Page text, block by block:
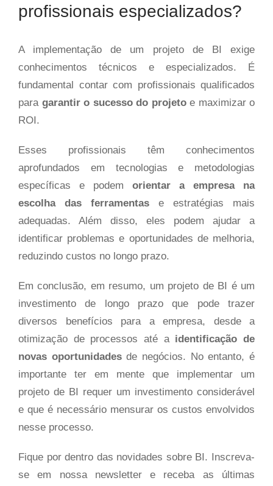
profissionais especializados?
A implementação de um projeto de BI exige
conhecimentos técnicos e especializados. É
fundamental contar com profissionais qualificados
para garantir o sucesso do projetoe maximizar o
ROI.
Esses profissionais têm conhecimentos
aprofundados em tecnologias e metodologias
específicas e podem orientar a empresa na
escolha das ferramentas e estratégias mais
adequadas. Além disso, eles podem ajudar a
identificar problemas e oportunidades de melhoria,
reduzindo custos no longo prazo.
Em conclusão, em resumo, um projeto de BI é um
investimento de longo prazo que pode trazer
diversos benefícios para a empresa, desde a
otimização de processos até a identificação de
novas oportunidadesde negócios. No entanto, é
importante ter em mente que implementar um
projeto de BI requer um investimento considerável
e que é necessário mensurar os custos envolvidos
nesse processo.
Fique por dentro das novidades sobre BI. Inscreva-
se em nossa newsletter e receba as últimas